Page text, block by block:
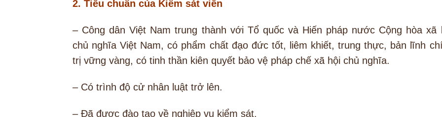
2. Tiêu chuẩn của Kiểm sát viên
– Công dân Việt Nam trung thành với Tổ quốc và Hiến pháp nước Cộng hòa xã
chủ nghĩa Việt Nam, có phẩm chất đạo đức tốt, liêm khiết, trung thực, bản lĩnh
trị vững vàng, có tinh thần kiên quyết bảo vệ pháp chế xã hội chủ nghĩa.
– Có trình độ cử nhân luật trở lên.
– Đã được đào tạo về nghiệp vụ kiểm sát.